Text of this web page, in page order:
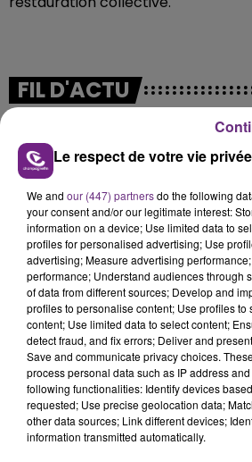
FIL D'ACTU
7 août 2026
LA CENTRALE NUCLÉAIRE
TOUJOURS À L'ARRÊT
Cela fait déjà une semaine que
nucléaire ardennaise est à
justifiée par la sécheresse
présente.
Le respect de votre vie
We and our (447) partnersdo the following
your consent and/or our legitimate interest:
information on a device; Use limited data to
profiles for personalised advertising; Use
advertising; Measure advertising
performance; Understand audiences through
of data from different sources; Develop and
profiles to personalise content; Use profiles to
content; Use limited data to select content;
detect fraud, and fix errors; Deliver and
Save and communicate privacy choices.
process personal data such as IP address
following functionalities: Identify devices
requested; Use precise geolocation data;
other data sources; Link different devices;
information transmitted automatically.